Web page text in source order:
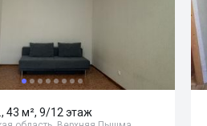
43 м², 9/12 этаж